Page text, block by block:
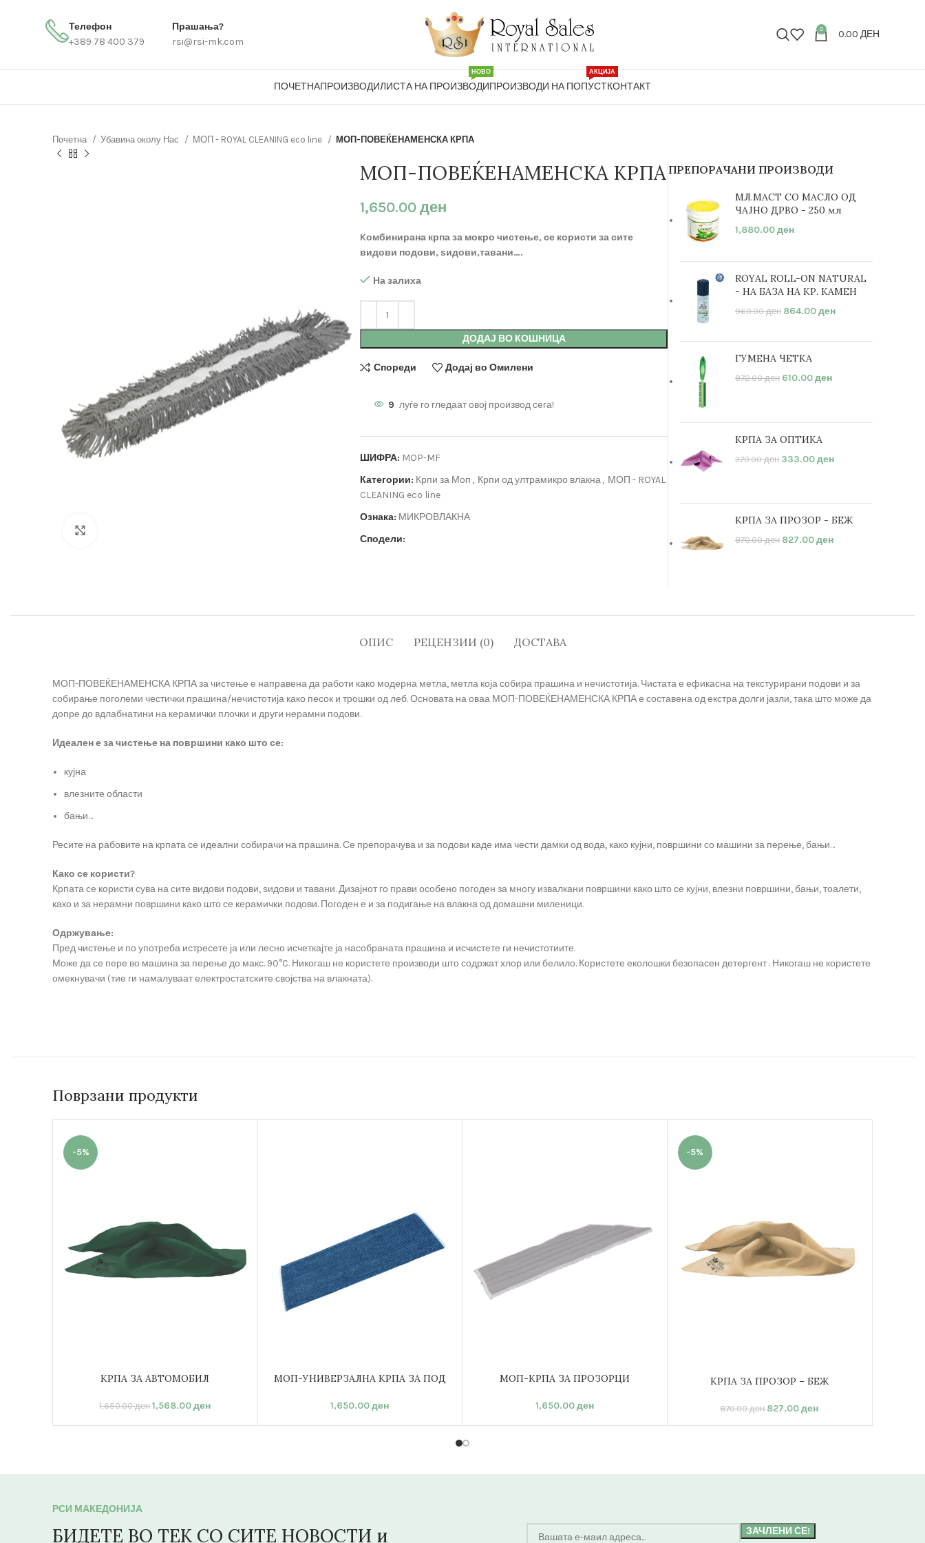
Телефон
+389 78 400 379
Прашања?
rsi@rsi-mk.com
0 0.00 ДЕН
ПОЧЕТНАПРОИЗВОДИЛИСТА НА ПРОИЗВОДИ
НОВО
ПРОИЗВОДИ НА ПОПУСТ
АКЦИЈА
КОНТАКТ
Почетна Убавина околу Нас МОП - ROYAL CLEANING eco line МОП-ПОВЕЌЕНАМЕНСКА КРПА
МОП-ПОВЕЌЕНАМЕНСКА КРПА
1,650.00 ден
Kомбинирана крпа за мокро чистење, се користи за сите
видови подови, ѕидови,тавани….
На залиха
ДОДАЈ ВО КОШНИЦА
Спореди Додај во Омилени
9 луѓе го гледаат овој производ сега!
ШИФРА: MOP-MF
Категории: Крпи за Моп , Крпи од ултрамикро влакна, МОП - ROYAL
CLEANING eco line
Ознака: МИКРОВЛАКНА
Сподели:
ПРЕПОРАЧАНИ ПРОИЗВОДИ
МЛ.МАСТ СО МАСЛО ОД
ЧАЈНО ДРВО - 250 мл
1,880.00ден
ROYAL ROLL-ON NATURAL
- НА БАЗА НА КР. КАМЕН
960.00ден 864.00ден
ГУМЕНА ЧЕТКА
872.00ден 610.00ден
КРПА ЗА ОПТИКА
370.00ден 333.00ден
КРПА ЗА ПРОЗОР - БЕЖ
870.00ден 827.00ден
ОПИС РЕЦЕНЗИИ (0) ДОСТАВА
МОП-ПОВЕЌЕНАМЕНСКА КРПА за чистење е направена да работи како модерна метла, метла која собира прашина и нечистотија. Чистата е ефикасна на текстурирани подови и за
собирање поголеми честички прашина/нечистотија како песок и трошки од леб. Основата на оваа МОП-ПОВЕЌЕНАМЕНСКА КРПА е составена од екстра долги јазли, така што може да
допре до вдлабнатини на керамички плочки и други нерамни подови.
Идеален е за чистење на површини како што се:
кујна
влезните области
бањи…
Ресите на рабовите на крпата се идеални собирачи на прашина. Се препорачува и за подови каде има чести дамки од вода, како кујни, површини со машини за перење, бањи…
Како се користи?
Крпата се користи сува на сите видови подови, ѕидови и тавани. Дизајнот го прави особено погоден за многу извалкани површини како што се кујни, влезни површини, бањи, тоалети,
како и за нерамни површини како што се керамички подови. Погоден е и за подигање на влакна од домашни миленици.
Одржување:
Пред чистење и по употреба истресете ја или лесно исчеткајте ја насобраната прашина и исчистете ги нечистотиите.
Може да се пере во машина за перење до макс. 90°C. Никогаш не користете производи што содржат хлор или белило. Користете еколошки безопасен детергент . Никогаш не користете
омекнувачи (тие ги намалуваат електростатските својства на влакната).
Поврзани продукти
-5%
ДОДАЈ ВО КОШНИЦА
КРПА ЗА АВТОМОБИЛ
1,650.00ден 1,568.00ден
ДОДАЈ ВО КОШНИЦА
МОП-УНИВЕРЗАЛНА КРПА ЗА ПОД
1,650.00ден
ДОДАЈ ВО КОШНИЦА
МОП-КРПА ЗА ПРОЗОРЦИ
1,650.00ден
-5%
ДОДАЈ ВО КОШНИЦА
КРПА ЗА ПРОЗОР – БЕЖ
870.00ден 827.00ден
РСИ МАКЕДОНИЈА
БИДЕТЕ ВО ТЕК СО СИТЕ НОВОСТИ и